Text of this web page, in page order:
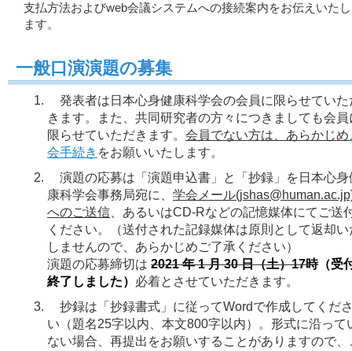
支払方法およびweb会議システムへの接続案内をお伝えいたし
ます。
一般口演演題の募集
発表者は日本心身健康科学会の会員に限らせていた
きます。また、共同研究者の方々につきましても会員
限らせていただきます。 会員でない方は、あらかじめ
会手続き をお願いいたします。
演題の応募は「演題申込書」と「抄録」を日本心身
康科学会事務局宛に、 学会メール
へのご送信 、あるいはCD-Rなどの記憶媒体にてご送
ください。（送付された記録媒体は原則として返却い
しませんので、あらかじめご了承ください）
演題の応募締切は 2021 年 1 月 30 日（土）17時（受
終了しました） 必着とさせていただきます。
抄録は「抄録書式」に従ってWordで作成してくだ
い（題名25字以内、本文800字以内）。形式に沿って
ない場合、再提出をお願いすることがありますので、